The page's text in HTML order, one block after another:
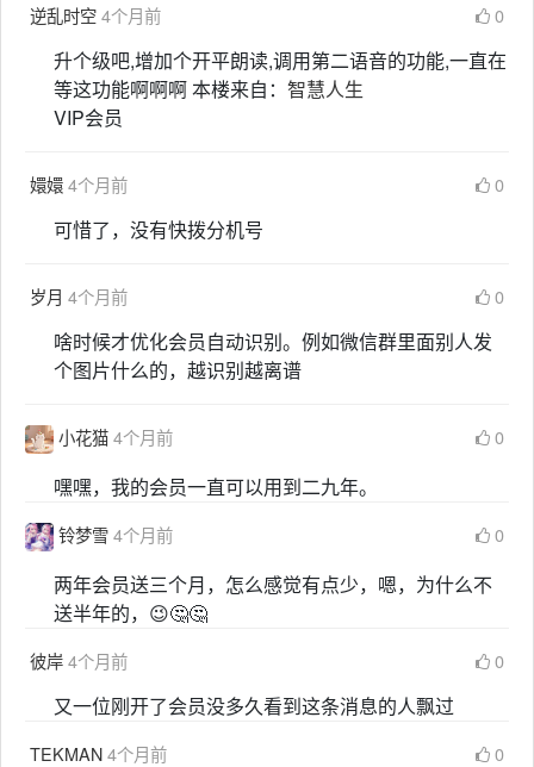
逆乱时空4个月前 0
升个级吧,增加个开平朗读,调用第二语音的功能,一直在
等这功能啊啊啊 本楼来自： 智慧人生
VIP会员
嬛嬛4个月前 0
可惜了，没有快拨分机号
岁月 4个月前 0
啥时候才优化会员自动识别。例如微信群里面别人发
个图片什么的，越识别越离谱
小花猫4个月前 0
嘿嘿，我的会员一直可以用到二九年。
铃梦雪4个月前 0
两年会员送三个月，怎么感觉有点少，嗯，为什么不
送半年的，😉🤔🤔
彼岸4个月前 0
又一位刚开了会员没多久看到这条消息的人飘过
TEKMAN4个月前 0